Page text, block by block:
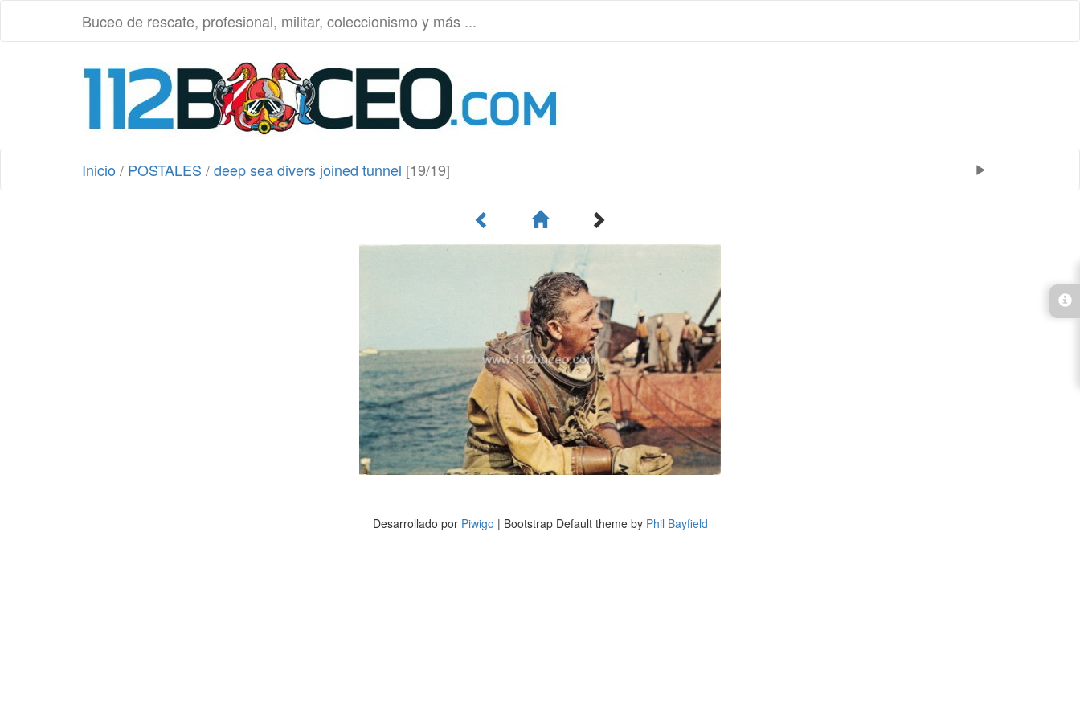
Buceo de rescate, profesional, militar, coleccionismo y más ...
Inicio / POSTALES /deep sea divers joined tunnel [19/19]
Desarrollado por Piwigo | Bootstrap Default theme by Phil Bayfield